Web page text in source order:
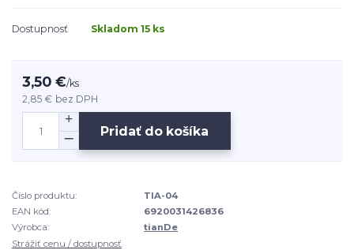
Dostupnosť Skladom 15 ks
3,50 €/ks
2,85 € bez DPH
Pridať do košíka
Číslo produktu:
TIA-04
EAN kód:
6920031426836
Výrobca:
tianDe
Strážiť cenu / dostupnosť